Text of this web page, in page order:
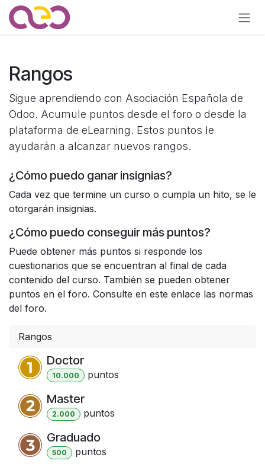
Ir al contenido
Rangos
Sigue aprendiendo con Asociación Española de
Odoo. Acumule puntos desde el foro o desde la
plataforma de eLearning. Estos puntos le
ayudarán a alcanzar nuevos rangos.
¿Cómo puedo ganar insignias?
Cada vez que termine un curso o cumpla un hito, se le
otorgarán insignias.
¿Cómo puedo conseguir más puntos?
Puede obtener más puntos si responde los
cuestionarios que se encuentran al final de cada
contenido del curso. También se pueden obtener
puntos en el foro. Consulte en este enlace las normas
del foro.
Rangos
Doctor
10.000 puntos
Master
2.000 puntos
Graduado
500 puntos